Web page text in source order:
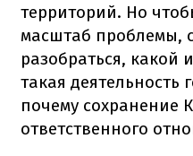
территорий. Но
масштаб проблемы,
разобраться, какой
такая деятельность
почему сохранение
ответственного